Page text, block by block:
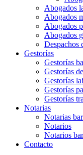
Abogados
Abogados
Abogados
Abogados
Despachos
Gestorías
Gestorías
Gestorías
Gestorías
Gestorías
Gestorías
Notarias
Notarias
Notarios
Notarios
Contacto